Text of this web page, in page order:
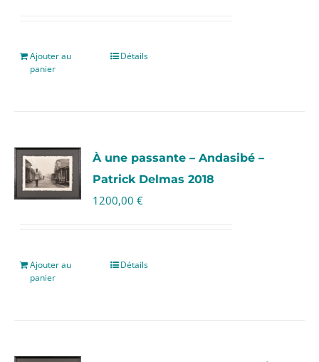
Ajouter au
panier
Détails
À une passante – Andasibé –
Patrick Delmas 2018
1200,00€
Ajouter au
panier
Détails